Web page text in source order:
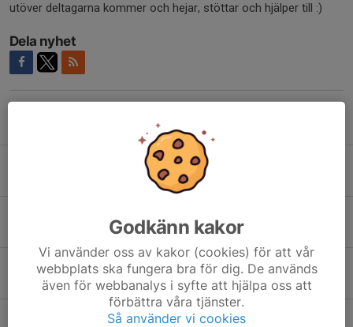
utöver deltagarna kommer och hejar, stöttar och hjälper till :)
Dela nyhet
9 apr, 09:27 0
Tävling - Sävast vårpoolen 2026
1 mar, 21:22 0
Uppdaterade starttider Skellefteloopen
Godkänn kakor
Vi använder oss av kakor (cookies) för att vår
webbplats ska fungera bra för dig. De används
även för webbanalys i syfte att hjälpa oss att
förbättra våra tjänster.
Så använder vi cookies